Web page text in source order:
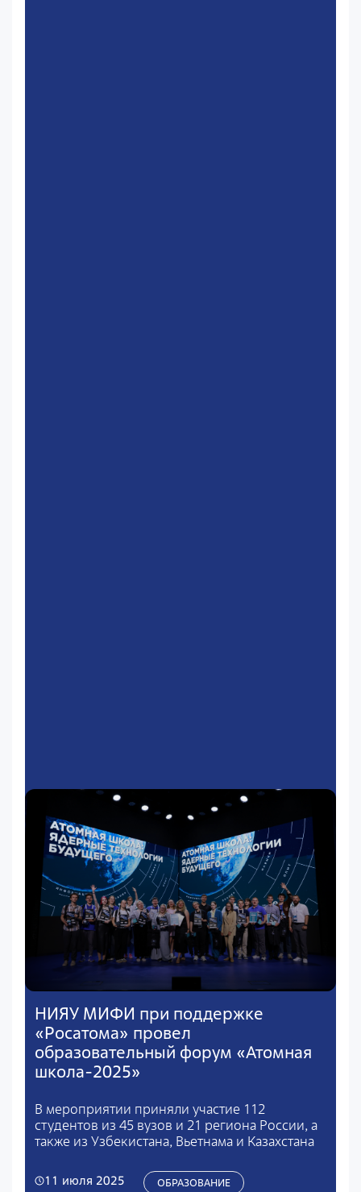
НИЯУ МИФИ при поддержке
«Росатома» провел
образовательный форум «Атомная
школа-2025»
В мероприятии приняли участие 112
студентов из 45 вузов и 21 региона России, а
также из Узбекистана, Вьетнама и Казахстана
11 июля 2025 ОБРАЗОВАНИЕ